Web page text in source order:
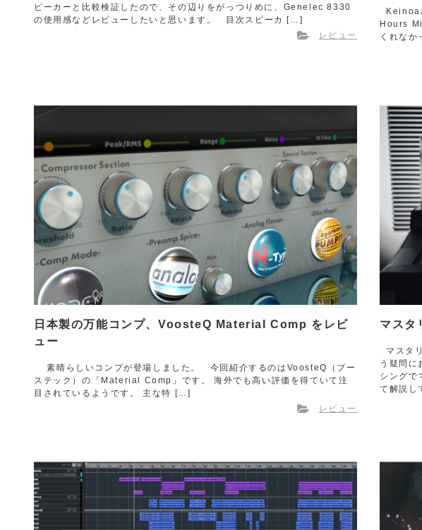
ピーカーと比較検証したので、その辺りをがっつりめに、Genelec 8330
の使用感などレビューしたいと思います。 目次スピーカ […]
レビュー
Hours
くれな
日本製の万能コンプ、VoosteQ Material Comp をレビ
ュー
素晴らしいコンプが登場しました。 今回紹介するのはVoosteQ（ブー
ステック）の「Material Comp」です。 海外でも高い評価を得ていて注
目されているようです。 主な特 […]
レビュー
マスタ
マスタ
う疑問
シングで
て解説